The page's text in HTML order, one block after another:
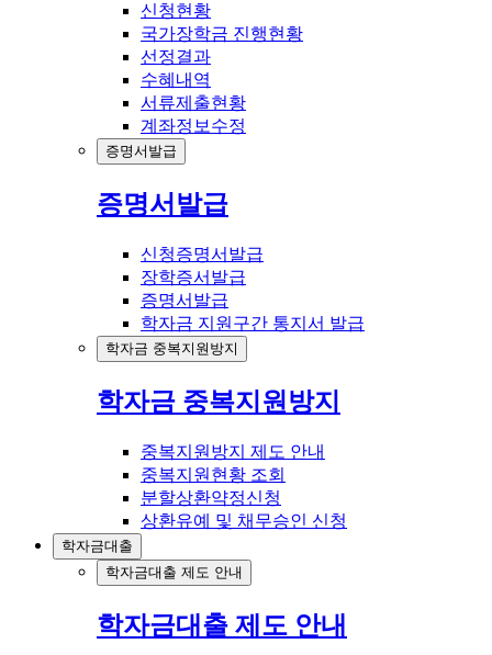
신청현황
국가장학금 진행현황
선정결과
수혜내역
서류제출현황
계좌정보수정
증명서발급
증명서발급
신청증명서발급
장학증서발급
증명서발급
학자금 지원구간 통지서 발급
학자금 중복지원방지
학자금 중복지원방지
중복지원방지 제도 안내
중복지원현황 조회
분할상환약정신청
상환유예 및 채무승인 신청
학자금대출
학자금대출 제도 안내
학자금대출 제도 안내